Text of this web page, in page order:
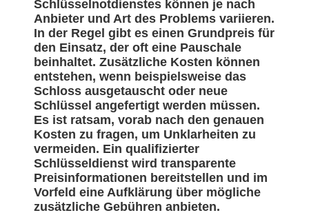
Schlüsselnotdienstes können je nach
Anbieter und Art des Problems variieren.
In der Regel gibt es einen Grundpreis für
den Einsatz, der oft eine Pauschale
beinhaltet. Zusätzliche Kosten können
entstehen, wenn beispielsweise das
Schloss ausgetauscht oder neue
Schlüssel angefertigt werden müssen.
Es ist ratsam, vorab nach den genauen
Kosten zu fragen, um Unklarheiten zu
vermeiden. Ein qualifizierter
Schlüsseldienst wird transparente
Preisinformationen bereitstellen und im
Vorfeld eine Aufklärung über mögliche
zusätzliche Gebühren anbieten.